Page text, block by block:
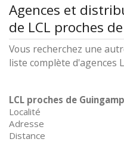
Agences et
de LCL proches
Vous recherchez une
liste complète d'agences
LCL proches de Guingamp
Localité
Adresse
Distance